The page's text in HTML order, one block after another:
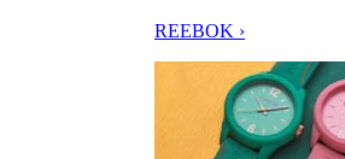
REEBOK ›